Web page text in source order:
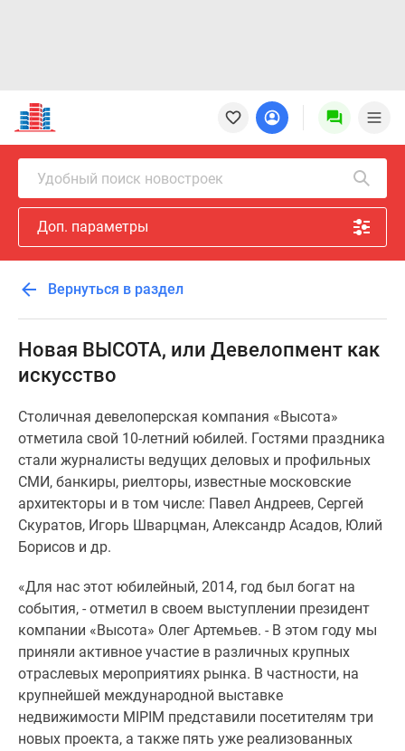
Новостройки
Квартиры
Ипотека
Новостройки
Москвы
Новостройки
Подмосковья
Новостройки
Москвы
Готовые
новостройки
Новостройки
Специальные
предложения
Коммерческие
помещения
Продавцы
застройщики
Панорамы
новостроек
Видеообзор
Экспертиза
новостроек
Экология
Москвы
Удобный поиск новостроек
Доп. параметры
Вернуться в раздел
Новая ВЫСОТА, или Девелопмент как
искусство
Столичная девелоперская компания «Высота»
отметила свой 10-летний юбилей. Гостями праздника
стали журналисты ведущих деловых и профильных
СМИ, банкиры, риелторы, известные московские
архитекторы и в том числе: Павел Андреев, Сергей
Скуратов, Игорь Шварцман, Александр Асадов, Юлий
Борисов и др.
«Для нас этот юбилейный, 2014, год был богат на
события, - отметил в своем выступлении президент
компании «Высота» Олег Артемьев. - В этом году мы
приняли активное участие в различных крупных
отраслевых мероприятиях рынка. В частности, на
крупнейшей международной выставке
недвижимости MIPIM представили посетителям три
новых проекта, а также пять уже реализованных